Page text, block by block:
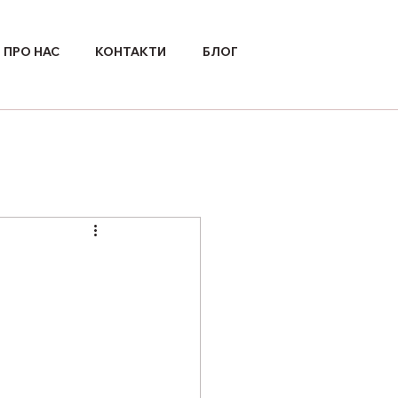
ПРО НАС КОНТАКТИ БЛОГ